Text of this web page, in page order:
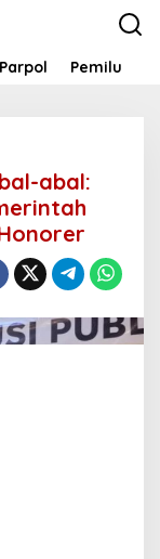
Parpol Pemilu
abal: